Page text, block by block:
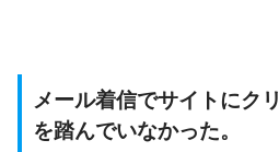
メール着信でサイトにク
を踏んでいなかった。